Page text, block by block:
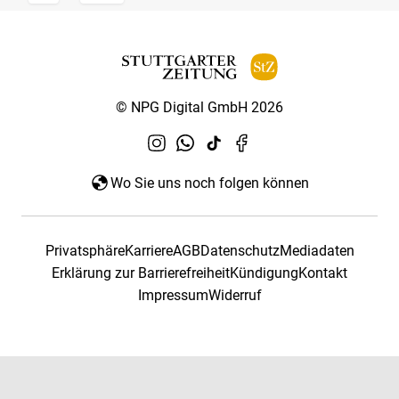
© NPG Digital GmbH 2026
Wo Sie uns noch folgen können
PrivatsphäreKarriereAGBDatenschutzMediadaten
Erklärung zur BarrierefreiheitKündigungKontakt
ImpressumWiderruf